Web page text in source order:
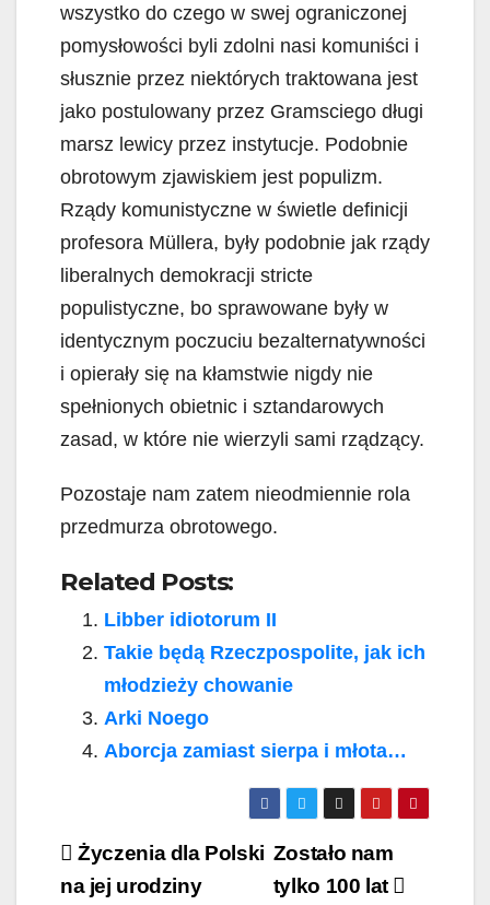
wszystko do czego w swej ograniczonej
pomysłowości byli zdolni nasi komuniści i
słusznie przez niektórych traktowana jest
jako postulowany przez Gramsciego długi
marsz lewicy przez instytucje. Podobnie
obrotowym zjawiskiem jest populizm.
Rządy komunistyczne w świetle definicji
profesora Müllera, były podobnie jak rządy
liberalnych demokracji stricte
populistyczne, bo sprawowane były w
identycznym poczuciu bezalternatywności
i opierały się na kłamstwie nigdy nie
spełnionych obietnic i sztandarowych
zasad, w które nie wierzyli sami rządzący.
Pozostaje nam zatem nieodmiennie rola
przedmurza obrotowego.
Related Posts:
Libber idiotorum II
Takie będą Rzeczpospolite, jak ich
młodzieży chowanie
Arki Noego
Aborcja zamiast sierpa i młota…
Post
navigation
Zostało nam
tylko 100 lat
Życzenia dla Polski
na jej urodziny